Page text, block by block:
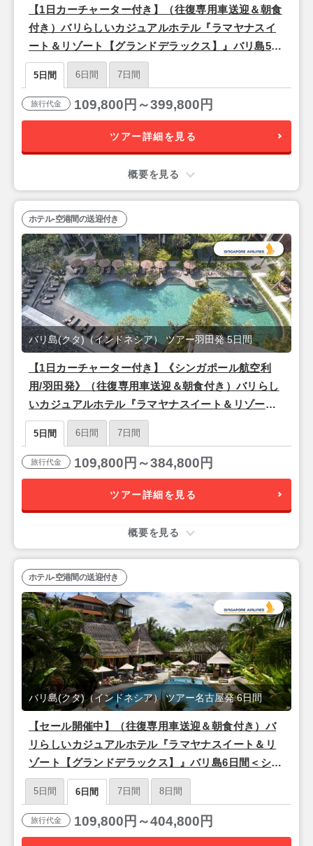
【1日カーチャーター付き】（往復専用車送迎＆朝食
付き）バリらしいカジュアルホテル『ラマヤナスイ
ート＆リゾート【グランドデラックス】』バリ島5日
間＜シンガポール航空/名古屋発＞
5日間 6日間 7日間
旅行代金 109,800円～399,800円
ツアー詳細を見る
概要を見る
【1日カーチャーター付き】《シンガポール航空利
用/羽田発》（往復専用車送迎＆朝食付き）バリらし
いカジュアルホテル『ラマヤナスイート＆リゾート
【グランドデラックス】』バリ島5日間
バリ島(クタ)（インドネシア） ツアー羽田発 5日間
ホテル-空港間の送迎付き
5日間 6日間 7日間
旅行代金 109,800円～384,800円
ツアー詳細を見る
概要を見る
【セール開催中】（往復専用車送迎＆朝食付き）バ
リらしいカジュアルホテル『ラマヤナスイート＆リ
ゾート【グランドデラックス】』バリ島6日間＜シン
ガポール航空/名古屋発＞
バリ島(クタ)（インドネシア） ツアー名古屋発 6日間
ホテル-空港間の送迎付き
5日間 6日間 7日間 8日間
旅行代金 109,800円～404,800円